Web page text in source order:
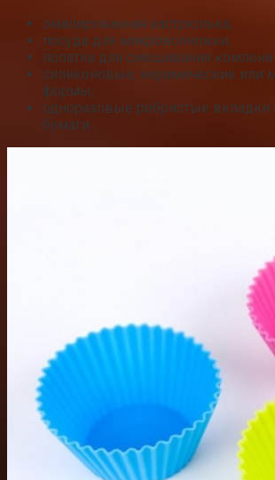
эмалированная кастрюлька;
посуда для микроволновки;
лопатка для смешивания
силиконовые, керамические или
формы;
одноразовые ребристые вкладки
бумаги.